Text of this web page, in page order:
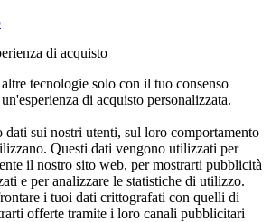
di acquisto
tecnologie solo con il tuo consenso
di acquisto personalizzata.
sui nostri utenti, sul loro comportamento
Questi dati vengono utilizzati per
il nostro sito web, per mostrarti pubblicità
e per analizzare le statistiche di utilizzo.
i tuoi dati crittografati con quelli di
offerte tramite i loro canali pubblicitari